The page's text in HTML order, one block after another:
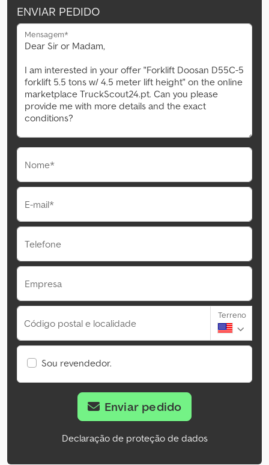
ENVIAR PEDIDO
Mensagem*
Nome*
E-mail*
Telefone
Empresa
Código postal e localidade
Terreno
Sou revendedor.
Enviar pedido
Declaração de proteção de dados